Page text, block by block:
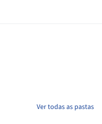
Ver todas as pastas